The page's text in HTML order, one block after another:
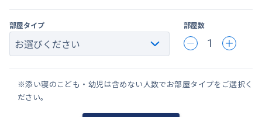
部屋タイプ 部屋数
1
※添い寝のこども・幼児は含めない人数でお部屋タイプをご選択く
ださい。